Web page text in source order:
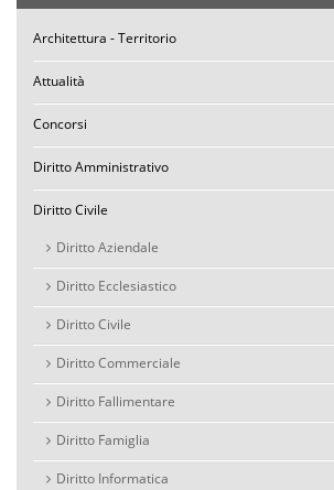
Architettura - Territorio
Attualità
Concorsi
Diritto Amministrativo
Diritto Civile
Diritto Aziendale
Diritto Ecclesiastico
Diritto Civile
Diritto Commerciale
Diritto Fallimentare
Diritto Famiglia
Diritto Informatica